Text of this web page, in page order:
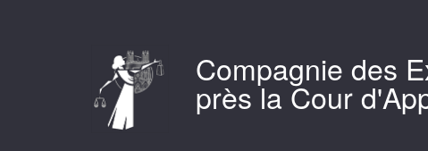
Compagnie des
près la Cour